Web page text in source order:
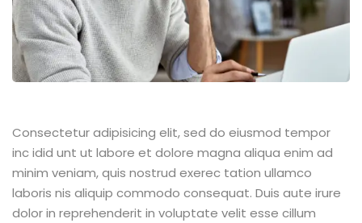
Consectetur adipisicing elit, sed do eiusmod tempor
inc idid unt ut labore et dolore magna aliqua enim ad
minim veniam, quis nostrud exerec tation ullamco
laboris nis aliquip commodo consequat. Duis aute irure
dolor in reprehenderit in voluptate velit esse cillum